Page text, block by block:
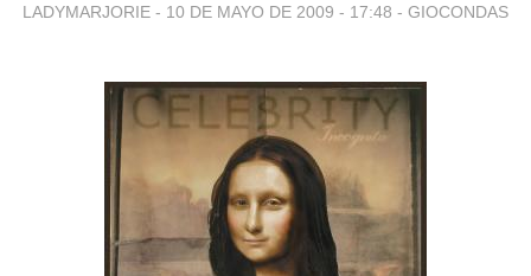
LADYMARJORIE - 10 DE MAYO DE 2009 - 17:48 - GIOCONDAS